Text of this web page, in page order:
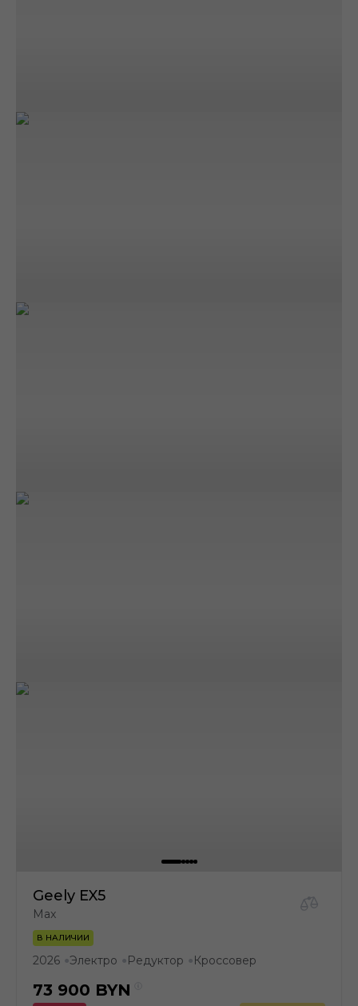
Geely EX5
Max
В НАЛИЧИИ
2026 ●Электро ● Редуктор ● Кроссовер
73 900 BYN